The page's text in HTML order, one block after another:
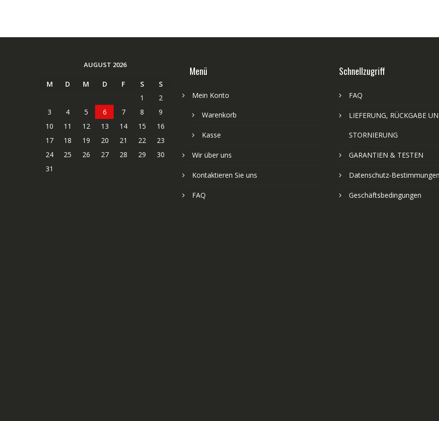
AUGUST 2026
M D M D F S
S
1
2
3
4 5 6 7 8
9
10
11 12 13 14 15
16
17
18 19 20 21 22
23
24
25 26 27 28 29
30
31
Menü
Mein Konto
Warenkorb
Kasse
Wir über uns
Kontaktieren Sie uns
FAQ
Schnellzugriff
FAQ
LIEFERUNG, RÜCKGABE
STORNIERUNG
GARANTIEN & TESTEN
Datenschutz-Bestimmungen
Geschäftsbedingungen